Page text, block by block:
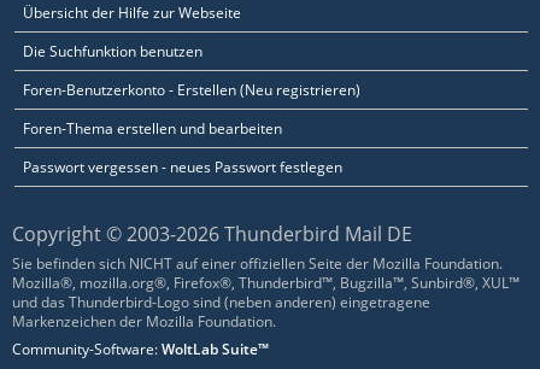
Übersicht der Hilfe zur Webseite
Die Suchfunktion benutzen
Foren-Benutzerkonto - Erstellen (Neu registrieren)
Foren-Thema erstellen und bearbeiten
Passwort vergessen - neues Passwort festlegen
Copyright © 2003-2026 Thunderbird Mail DE
Sie befinden sich NICHT auf einer offiziellen Seite der Mozilla Foundation.
Mozilla®, mozilla.org®, Firefox®, Thunderbird™, Bugzilla™, Sunbird®, XUL™
und das Thunderbird-Logo sind (neben anderen) eingetragene
Markenzeichen der Mozilla Foundation.
Community-Software:WoltLab Suite™